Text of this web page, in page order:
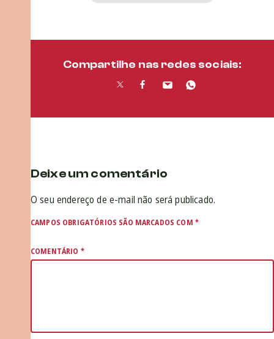
Compartilhe nas redes sociais:
Deixe um comentário
O seu endereço de e-mail não será publicado.
CAMPOS OBRIGATÓRIOS SÃO MARCADOS COM *
COMENTÁRIO *